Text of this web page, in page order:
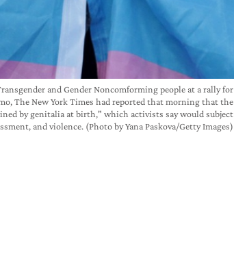
and Gender Noncomforming people at a rally for
The New York Times had reported that morning that the
by genitalia at birth," which activists say would subject
and violence. (Photo by Yana Paskova/Getty Images)